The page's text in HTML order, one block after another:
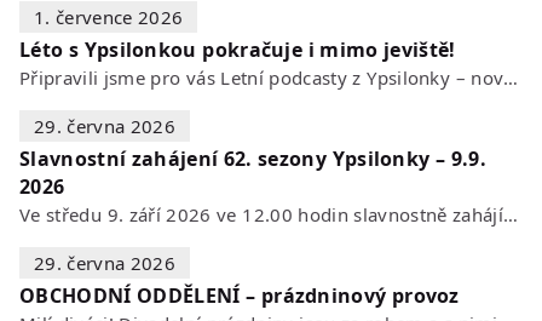
1. července 2026
Léto s Ypsilonkou pokračuje i mimo jeviště!
Připravili jsme pro vás Letní podcasty z Ypsilonky – novou sérii rozhovorů s…
29. června 2026
Slavnostní zahájení 62. sezony Ypsilonky – 9.9.
2026
Ve středu 9. září 2026 ve 12.00 hodin slavnostně zahájíme novou divadelní…
29. června 2026
OBCHODNÍ ODDĚLENÍ – prázdninový provoz